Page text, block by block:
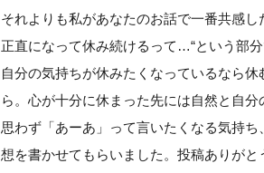
それよりも私があなたのお話で一番共感
正直になって休み続けるって…“という部
自分の気持ちが休みたくなっているなら
ら。心が十分に休まった先には自然と自
思わず「あーあ」って言いたくなる気持
想を書かせてもらいました。投稿ありがと